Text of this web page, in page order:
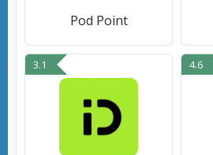
Pod Point
3.1 4.6